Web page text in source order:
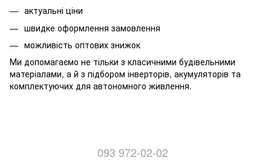
актуальні ціни
швидке оформлення замовлення
можливість оптових знижок
Ми допомагаємо не тільки з класичними будівельними
матеріалами, а й з підбором інверторів, акумуляторів та
комплектуючих для автономного живлення.
093 972-02-02